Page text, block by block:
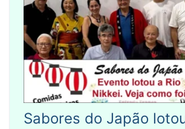
Sabores do Japão